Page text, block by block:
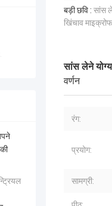
बड़ी छवि : सांस
खिंचाव
सांस लेने
वर्णन
रंग:
प्रयोग:
सामग्री: